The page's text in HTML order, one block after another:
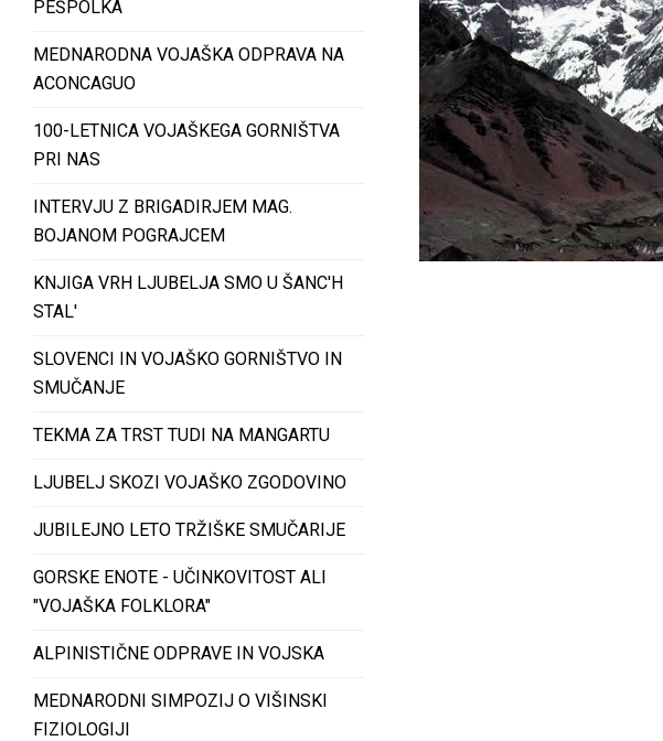
PEŠPOLKA
MEDNARODNA VOJAŠKA ODPRAVA NA
ACONCAGUO
100-LETNICA VOJAŠKEGA GORNIŠTVA
PRI NAS
INTERVJU Z BRIGADIRJEM MAG.
BOJANOM POGRAJCEM
KNJIGA VRH LJUBELJA SMO U ŠANC'H
STAL'
SLOVENCI IN VOJAŠKO GORNIŠTVO IN
SMUČANJE
TEKMA ZA TRST TUDI NA MANGARTU
LJUBELJ SKOZI VOJAŠKO ZGODOVINO
JUBILEJNO LETO TRŽIŠKE SMUČARIJE
GORSKE ENOTE - UČINKOVITOST ALI
"VOJAŠKA FOLKLORA"
ALPINISTIČNE ODPRAVE IN VOJSKA
MEDNARODNI SIMPOZIJ O VIŠINSKI
FIZIOLOGIJI